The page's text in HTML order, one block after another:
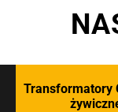
Transformatory